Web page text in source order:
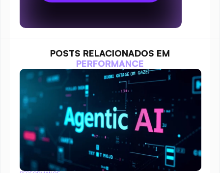
POSTS RELACIONADOS EM
PERFORMANCE